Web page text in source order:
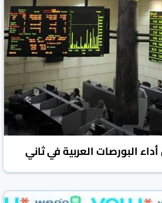
تباين أداء البورصات العربية في ثاني
20 تموز/يوليو 2026